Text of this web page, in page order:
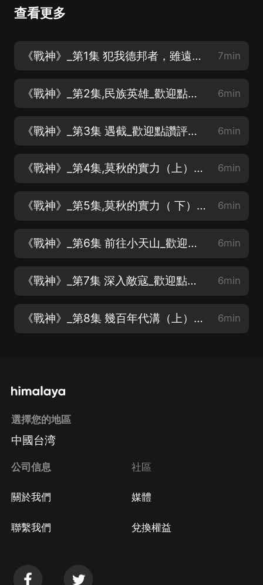
查看更多
《戰神》_第1集 犯我德邦者，雖遠必誅_歡迎點讚評論訂閱 7min
《戰神》_第2集,民族英雄_歡迎點讚評論訂閱 6min
《戰神》_第3集 遇截_歡迎點讚評論訂閱 6min
《戰神》_第4集,莫秋的實力（上）_歡迎點讚評論訂閱 6min
《戰神》_第5集,莫秋的實力（ 下）_歡迎點讚評論訂閱 6min
《戰神》_第6集 前往小天山_歡迎點讚評論訂閱 6min
《戰神》_第7集 深入敵寇_歡迎點讚評論訂閱 6min
《戰神》_第8集 幾百年代溝（上）_歡迎點讚評論訂閱 6min
選擇您的地區
中國台湾
公司信息
關於我們
聯繫我們
社區
媒體
兌換權益